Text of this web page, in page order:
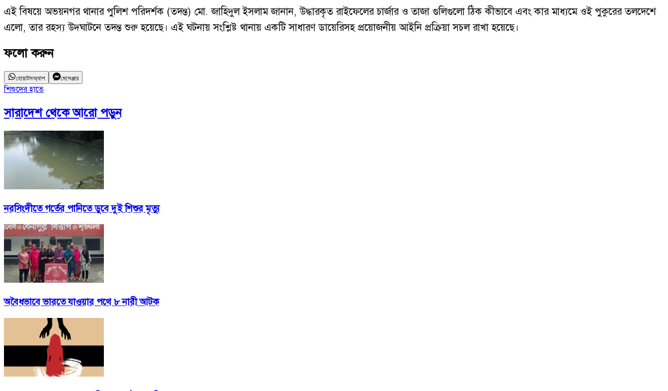
এই বিষয়ে অভয়নগর থানার পুলিশ পরিদর্শক (তদন্ত) মো. জাহিদুল ইসলাম জানান, উদ্ধারকৃত রাইফেলের চার্জার ও তাজা গুলিগুলো ঠিক কীভাবে এবং কার মাধ্যমে ওই পুকুরের তলদেশে
এলো, তার রহস্য উদ্ঘাটনে তদন্ত শুরু হয়েছে। এই ঘটনায় সংশ্লিষ্ট থানায় একটি সাধারণ ডায়েরিসহ প্রয়োজনীয় আইনি প্রক্রিয়া সচল রাখা হয়েছে।
ফলো করুন
হোয়াটসঅ্যাপ মেসেঞ্জার
শিশুদের হাতে
সারাদেশথেকে আরো পড়ুন
নরসিংদীতে গর্তের পানিতে ডুবে দুই শিশুর মৃত্যু
অবৈধভাবে ভারতে যাওয়ার পথে ৮ নারী আটক